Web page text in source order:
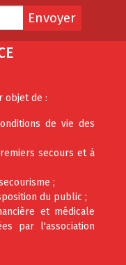
Envoyer
objet de :
de vie des
secours et à
;
du public ;
et médicale
par l'association